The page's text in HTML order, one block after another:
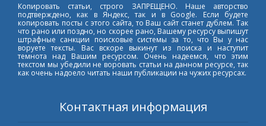
Копировать статьи, строго ЗАПРЕЩЕНО. Наше авторство
подтверждено, как в Яндекс, так и в Google. Если будете
копировать посты с этого сайта, то Ваш сайт станет дублем. Так
что рано или поздно, но скорее рано, Вашему ресурсу выпишут
штрафные санкции поисковые системы за то, что Вы у нас
воруете тексты. Вас вскоре выкинут из поиска и наступит
темнота над Вашим ресурсом. Очень надеемся, что этим
текстом мы убедили не воровать статьи на данном ресурсе, так
как очень надоело читать наши публикации на чужих ресурсах.
Контактная информация